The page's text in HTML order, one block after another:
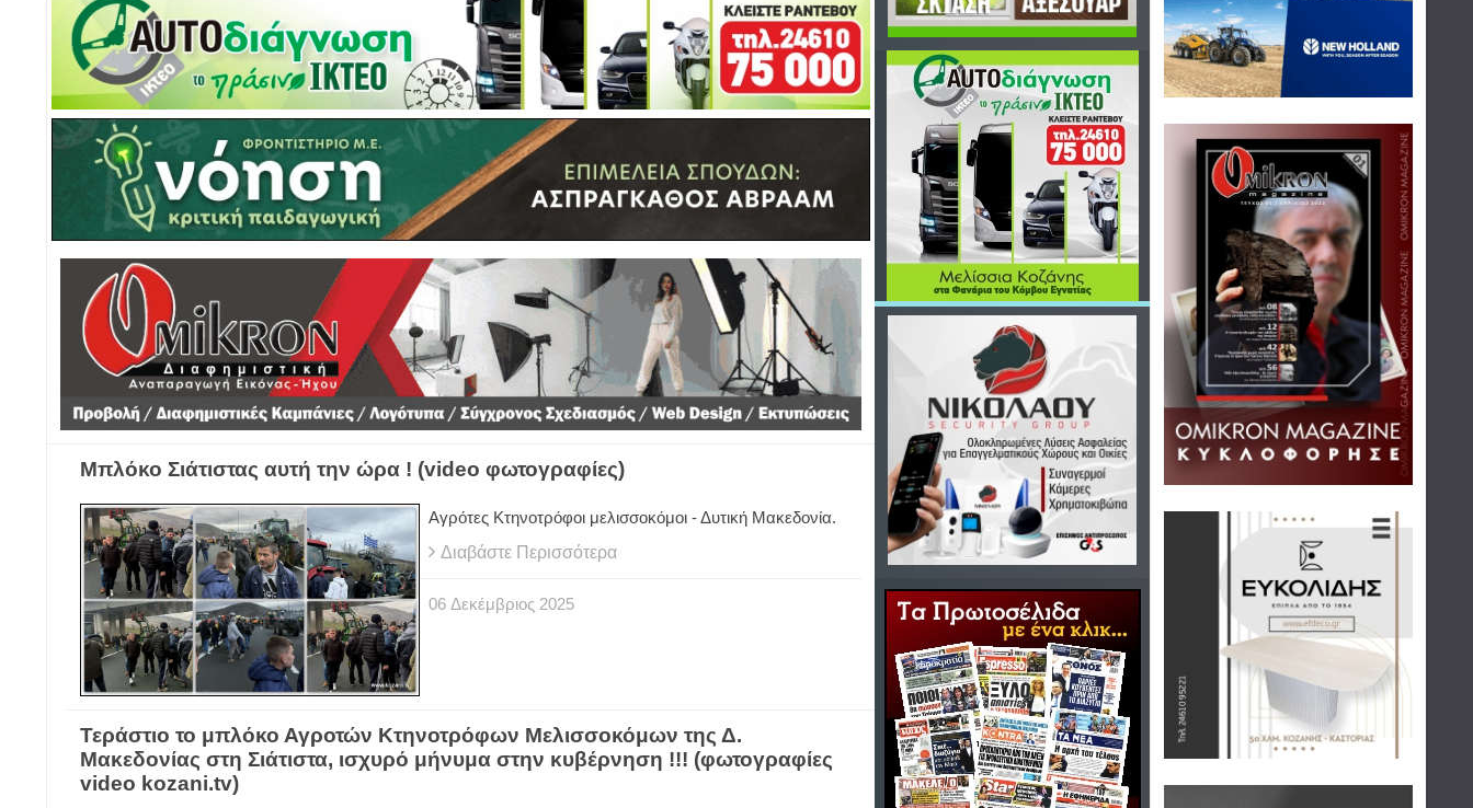
Μπλόκο Σιάτιστας αυτή την ώρα ! (video φωτογραφίες)
Αγρότες Κτηνοτρόφοι μελισσοκόμοι - Δυτική Μακεδονία.
Διαβάστε Περισσότερα
06 Δεκέμβριος 2025
Τεράστιο το μπλόκο Αγροτών Κτηνοτρόφων Μελισσοκόμων της Δ.
Μακεδονίας στη Σιάτιστα, ισχυρό μήνυμα στην κυβέρνηση !!! (φωτογραφίες
video kozani.tv)